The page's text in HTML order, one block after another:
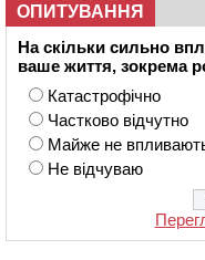
ОПИТУВАННЯ
На скільки сильно
ваше життя, зокрема
Катастрофічно
Частково відчутно
Майже не
Не відчуваю